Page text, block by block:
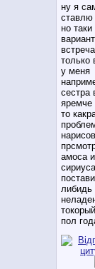
ну я
ставлю
но таки
только
у меня
сестра
яремче
то
амоса и
сириуса
либидь
пол